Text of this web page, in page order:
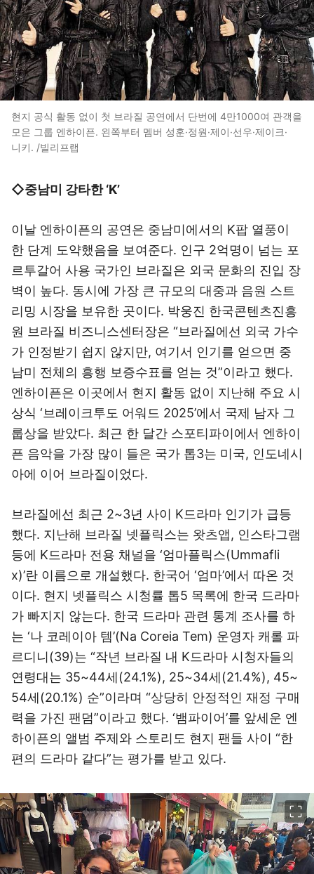
현지 공식 활동 없이 첫 브라질 공연에서 단번에 4만1000여 관객을
모은 그룹 엔하이픈. 왼쪽부터 멤버 성훈·정원·제이·선우·제이크·
니키. /빌리프랩
◇중남미 강타한 ‘K’
이날 엔하이픈의 공연은 중남미에서의 K팝 열풍이
한 단계 도약했음을 보여준다. 인구 2억명이 넘는 포
르투갈어 사용 국가인 브라질은 외국 문화의 진입 장
벽이 높다. 동시에 가장 큰 규모의 대중과 음원 스트
리밍 시장을 보유한 곳이다. 박웅진 한국콘텐츠진흥
원 브라질 비즈니스센터장은 “브라질에선 외국 가수
가 인정받기 쉽지 않지만, 여기서 인기를 얻으면 중
남미 전체의 흥행 보증수표를 얻는 것”이라고 했다.
엔하이픈은 이곳에서 현지 활동 없이 지난해 주요 시
상식 ‘브레이크투도 어워드 2025’에서 국제 남자 그
룹상을 받았다. 최근 한 달간 스포티파이에서 엔하이
픈 음악을 가장 많이 들은 국가 톱3는 미국, 인도네시
아에 이어 브라질이었다.
브라질에선 최근 2~3년 사이 K드라마 인기가 급등
했다. 지난해 브라질 넷플릭스는 왓츠앱, 인스타그램
등에 K드라마 전용 채널을 ‘엄마플릭스(Ummafli
x)’란 이름으로 개설했다. 한국어 ‘엄마’에서 따온 것
이다. 현지 넷플릭스 시청률 톱5 목록에 한국 드라마
가 빠지지 않는다. 한국 드라마 관련 통계 조사를 하
는 ‘나 코레이아 템’(Na Coreia Tem) 운영자 캐롤 파
르디니(39)는 “작년 브라질 내 K드라마 시청자들의
연령대는 35~44세(24.1%), 25~34세(21.4%), 45~
54세(20.1%) 순”이라며 “상당히 안정적인 재정 구매
력을 가진 팬덤”이라고 했다. ‘뱀파이어’를 앞세운 엔
하이픈의 앨범 주제와 스토리도 현지 팬들 사이 “한
편의 드라마 같다”는 평가를 받고 있다.